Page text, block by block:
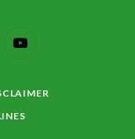
YouTube